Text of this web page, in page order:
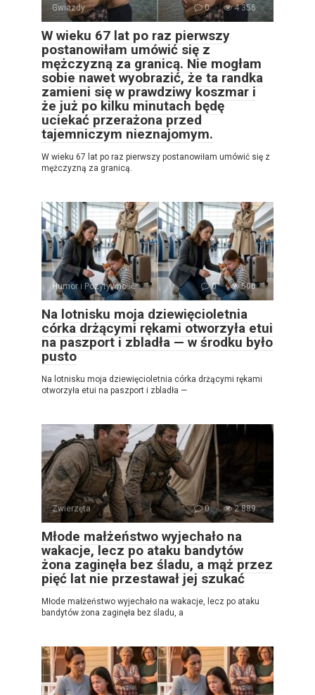
Gwiazdy 0 4 356
W wieku 67 lat po raz pierwszy
postanowiłam umówić się z
mężczyzną za granicą. Nie mogłam
sobie nawet wyobrazić, że ta randka
zamieni się w prawdziwy koszmar i
że już po kilku minutach będę
uciekać przerażona przed
tajemniczym nieznajomym.
W wieku 67 lat po raz pierwszy postanowiłam umówić się z
mężczyzną za granicą.
Humor i Pozytywność 0 500
Na lotnisku moja dziewięcioletnia
córka drżącymi rękami otworzyła etui
na paszport i zbladła — w środku było
pusto
Na lotnisku moja dziewięcioletnia córka drżącymi rękami
otworzyła etui na paszport i zbladła —
Zwierzęta 0 2 889
Młode małżeństwo wyjechało na
wakacje, lecz po ataku bandytów
żona zaginęła bez śladu, a mąż przez
pięć lat nie przestawał jej szukać
Młode małżeństwo wyjechało na wakacje, lecz po ataku
bandytów żona zaginęła bez śladu, a